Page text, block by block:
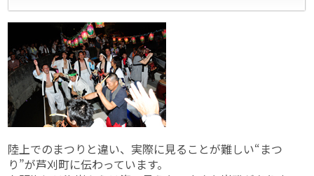
陸上でのまつりと違い、実際に見ることが難しい“まつ
り”が芦刈町に伝わっています。